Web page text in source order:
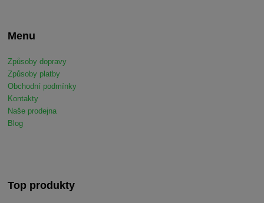
Menu
Způsoby dopravy
Způsoby platby
Obchodní podmínky
Kontakty
Naše prodejna
Blog
Top produkty